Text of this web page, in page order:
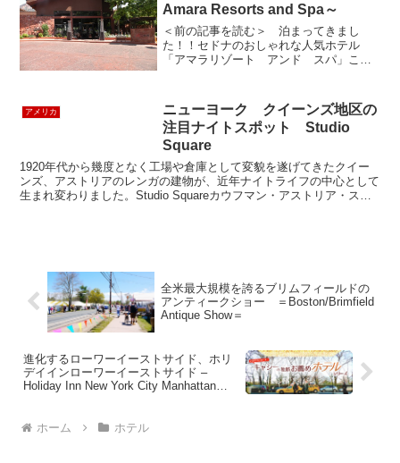
Amara Resorts and Spa～
＜前の記事を読む＞ 泊まってきまし
た！！セドナのおしゃれな人気ホテル
「アマラリゾート アンド スパ」この
地へすぐの場所にあります。客室も中庭
もすばらしく、快適に宿泊でき...
アメリカ
ニューヨーク クイーンズ地区の
注目ナイトスポット Studio
Square
1920年代から幾度となく工場や倉庫として変貌を遂げてきたクイー
ンズ、アストリアのレンガの建物が、近年ナイトライフの中心として
生まれ変わりました。Studio Squareカウフマン・アストリア・スタ
全米最大規模を誇るブリムフィールドの
アンティークショー ＝Boston/Brimfield
Antique Show＝
進化するローワーイーストサイド、ホリ
デイインローワーイーストサイド –
Holiday Inn New York City Manhattan
ホーム ホテル